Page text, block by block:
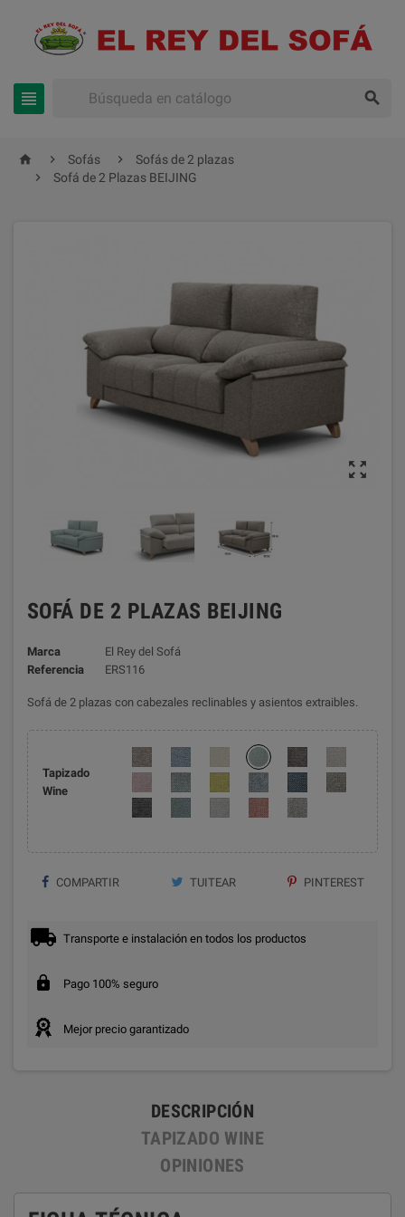
 
  Sofás 
Sofás de 2 plazas

Sofá de 2 Plazas BEIJING

SOFÁ DE 2 PLAZAS BEIJING
Marca
El Rey del Sofá
Referencia
ERS116
Sofá de 2 plazas con cabezales reclinables y asientos extraibles.
Tapizado
Wine
COMPARTIR TUITEAR PINTEREST
Transporte e instalación en todos los productos
Pago 100% seguro
Mejor precio garantizado
DESCRIPCIÓN
TAPIZADO WINE
OPINIONES